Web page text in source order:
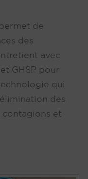
de
des
avec
GHSP pour
qui
des
contagions et